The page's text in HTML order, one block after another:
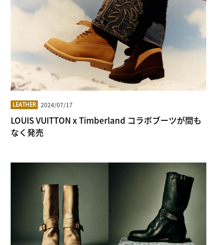
LEATHER 2024/07/17
LOUIS VUITTON x Timberland コラボブーツが間も
なく発売